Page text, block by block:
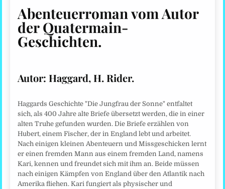
Abenteuerroman vom Autor
der Quatermain-
Geschichten.
Autor: Haggard, H. Rider.
Haggards Geschichte "Die Jungfrau der Sonne" entfaltet
sich, als 400 Jahre alte Briefe übersetzt werden, die in einer
alten Truhe gefunden wurden. Die Briefe erzählen von
Hubert, einem Fischer, der in England lebt und arbeitet.
Nach einigen kleinen Abenteuern und Missgeschicken lernt
er einen fremden Mann aus einem fremden Land, namens
Kari, kennen und freundet sich mit ihm an. Beide müssen
nach einigen Kämpfen von England über den Atlantik nach
Amerika fliehen. Kari fungiert als physischer und